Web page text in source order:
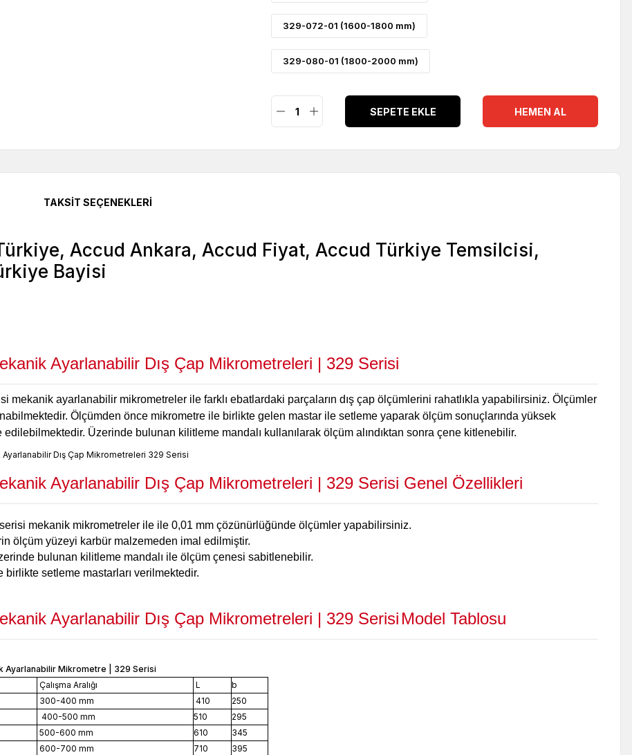
329-072-01 (1600-1800 mm)
329-080-01 (1800-2000 mm)
SEPETE EKLE HEMEN AL
TAKSIT SEÇENEKLERI
Ayarlanabilir Dış Çap Mikrometreleri | 329 Serisi
mekanik ayarlanabilir mikrometreler ile farklı ebatlardaki parçaların dış çap ölçümlerini rahatlıkla yapabilirsiniz. Ölçümler
Ölçümden önce mikrometre ile birlikte gelen mastar ile setleme yaparak ölçüm sonuçlarında yüksek
Üzerinde bulunan kilitleme mandalı kullanılarak ölçüm alındıktan sonra çene kitlenebilir.
Ayarlanabilir Dış Çap Mikrometreleri | 329 Serisi Genel Özellikleri
mekanik mikrometreler ile ile 0,01 mm çözünürlüğünde ölçümler yapabilirsiniz.
ölçüm yüzeyi karbür malzemeden imal edilmiştir.
bulunan kilitleme mandalı ile ölçüm çenesi sabitlenebilir.
birlikte setleme mastarları verilmektedir.
Ayarlanabilir Dış Çap Mikrometreleri | 329 Serisi Model Tablosu
Çalışma Aralığı L
b
300-400 mm 410
250
400-500 mm 510
295
500-600 mm 610
345
600-700 mm 710
395